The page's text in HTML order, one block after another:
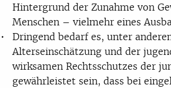
Hintergrund der Zunahme von
Menschen – vielmehr eines
Dringend bedarf es, unter
Alterseinschätzung und der
wirksamen Rechtsschutzes der
gewährleistet sein, dass bei